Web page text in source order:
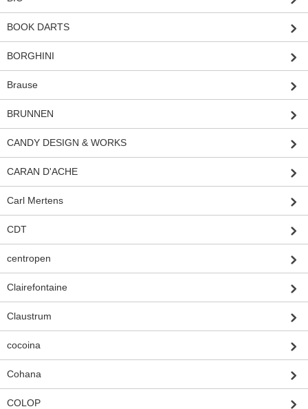
BOOK DARTS
BORGHINI
Brause
BRUNNEN
CANDY DESIGN & WORKS
CARAN D'ACHE
Carl Mertens
CDT
centropen
Clairefontaine
Claustrum
cocoina
Cohana
COLOP